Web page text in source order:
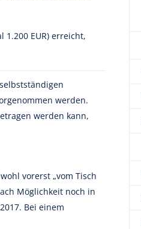
1.200 EUR) erreicht,
werden.
werden kann,
vorerst „vom Tisch
Möglichkeit noch in
Bei einem